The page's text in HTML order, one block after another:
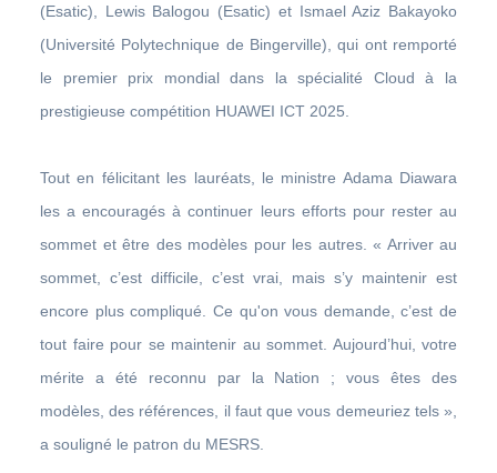
(Esatic), Lewis Balogou (Esatic) et Ismael Aziz Bakayoko
(Université Polytechnique de Bingerville), qui ont remporté
le premier prix mondial dans la spécialité Cloud à la
prestigieuse compétition HUAWEI ICT 2025.
Tout en félicitant les lauréats, le ministre Adama Diawara
les a encouragés à continuer leurs efforts pour rester au
sommet et être des modèles pour les autres. « Arriver au
sommet, c’est difficile, c’est vrai, mais s’y maintenir est
encore plus compliqué. Ce qu'on vous demande, c’est de
tout faire pour se maintenir au sommet. Aujourd’hui, votre
mérite a été reconnu par la Nation ; vous êtes des
modèles, des références, il faut que vous demeuriez tels »,
a souligné le patron du MESRS.